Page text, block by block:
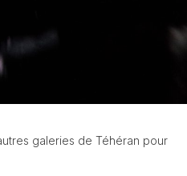
galeries de Téhéran pour